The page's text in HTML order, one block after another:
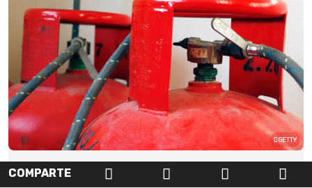
GETTY
COMPARTE